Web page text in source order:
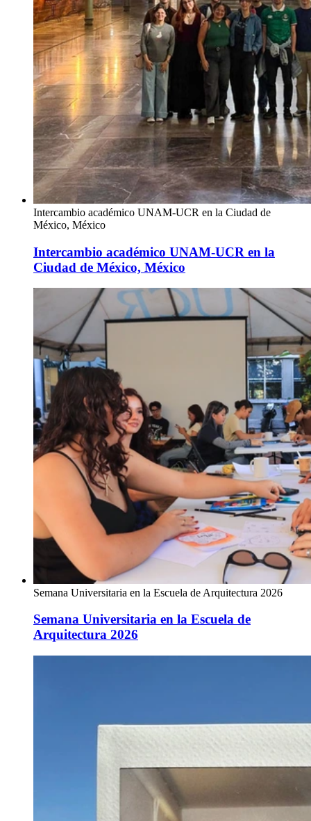
Intercambio académico UNAM-UCR en la Ciudad de
México, México
Intercambio académico UNAM-UCR en la
Ciudad de México, México
Semana Universitaria en la Escuela de Arquitectura 2026
Semana Universitaria en la Escuela de
Arquitectura 2026